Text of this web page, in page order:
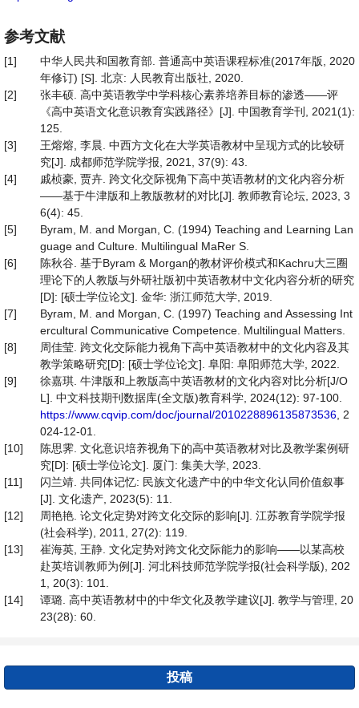
参考文献
[1]
中华人民共和国教育部. 普通高中英语课程标准(2017年版, 2020
年修订) [S]. 北京: 人民教育出版社, 2020.
[2]
张丰硕. 高中英语教学中学科核心素养培养目标的渗透——评
《高中英语文化意识教育实践路径》[J]. 中国教育学刊, 2021(1):
125.
[3]
王熔熔, 李晨. 中西方文化在大学英语教材中呈现方式的比较研
究[J]. 成都师范学院学报, 2021, 37(9): 43.
[4]
戚桢豪, 贾卉. 跨文化交际视角下高中英语教材的文化内容分析
——基于牛津版和上教版教材的对比[J]. 教师教育论坛, 2023, 3
6(4): 45.
[5]
Byram, M. and Morgan, C. (1994) Teaching and Learning Lan
guage and Culture. Multilingual MaRer S.
[6]
陈秋谷. 基于Byram & Morgan的教材评价模式和Kachru大三圈
理论下的人教版与外研社版初中英语教材中文化内容分析的研究
[D]: [硕士学位论文]. 金华: 浙江师范大学, 2019.
[7]
Byram, M. and Morgan, C. (1997) Teaching and Assessing Int
ercultural Communicative Competence. Multilingual Matters.
[8]
周佳莹. 跨文化交际能力视角下高中英语教材中的文化内容及其
教学策略研究[D]: [硕士学位论文]. 阜阳: 阜阳师范大学, 2022.
[9]
徐嘉琪. 牛津版和上教版高中英语教材的文化内容对比分析[J/O
L]. 中文科技期刊数据库(全文版)教育科学, 2024(12): 97-100.
https://www.cqvip.com/doc/journal/2010228896135873536 , 2
024-12-01.
[10]
陈思霁. 文化意识培养视角下的高中英语教材对比及教学案例研
究[D]: [硕士学位论文]. 厦门: 集美大学, 2023.
[11]
闪兰靖. 共同体记忆: 民族文化遗产中的中华文化认同价值叙事
[J]. 文化遗产, 2023(5): 11.
[12]
周艳艳. 论文化定势对跨文化交际的影响[J]. 江苏教育学院学报
(社会科学), 2011, 27(2): 119.
[13]
崔海英, 王静. 文化定势对跨文化交际能力的影响——以某高校
赴英培训教师为例[J]. 河北科技师范学院学报(社会科学版), 202
1, 20(3): 101.
[14]
谭璐. 高中英语教材中的中华文化及教学建议[J]. 教学与管理, 20
23(28): 60.
投稿